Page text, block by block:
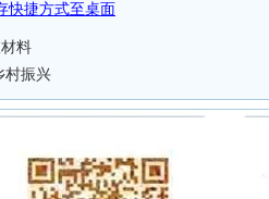
快捷方式至桌面
料
村振兴